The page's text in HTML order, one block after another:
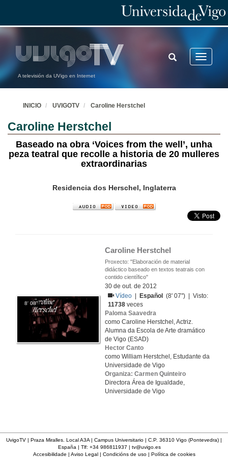
A televisión da UVigo en Internet
Toggle
TOGGLE
SEARCH
INICIO UVIGOTV Caroline Herstchel
Caroline Herstchel
Baseado na obra ‘Voices from the well’, unha
peza teatral que recolle a historia de 20 mulleres
extraordinarias
Residencia dos Herschel, Inglaterra
8' 08''
Caroline Herstchel
Proxecto: "Elaboración de material
didáctico baseado en textos teatrais con
contido científico"
30 de out. de 2012
Vídeo
Español
(8' 07'') | Visto:
11738 veces
Paloma Saavedra
como Caroline Herstchel, Actriz.
Alumna da Escola de Arte dramático
de Vigo (ESAD)
Hector Canto
como William Herstchel, Estudante da
Universidade de Vigo
Organiza: Carmen Quinteiro
Directora Área de Igualdade,
Universidade de Vigo
UvigoTV | Praza Miralles. Local A3A | Campus Universitario | C.P. 36310 Vigo (Pontevedra) |
España | Tlf: +34 986811937 | tv@uvigo.es
Accesibilidade | Aviso Legal| Condicións de uso| Política de cookies